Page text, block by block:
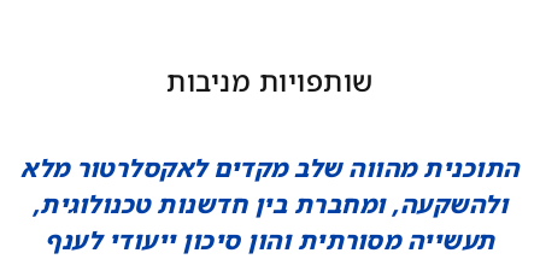
שותפויות מניבות
התוכנית מהווה שלב מקדים לאקסלרטור מלא
ולהשקעה, ומחברת בין חדשנות טכנולוגית,
תעשייה מסורתית והון סיכון ייעודי לענף